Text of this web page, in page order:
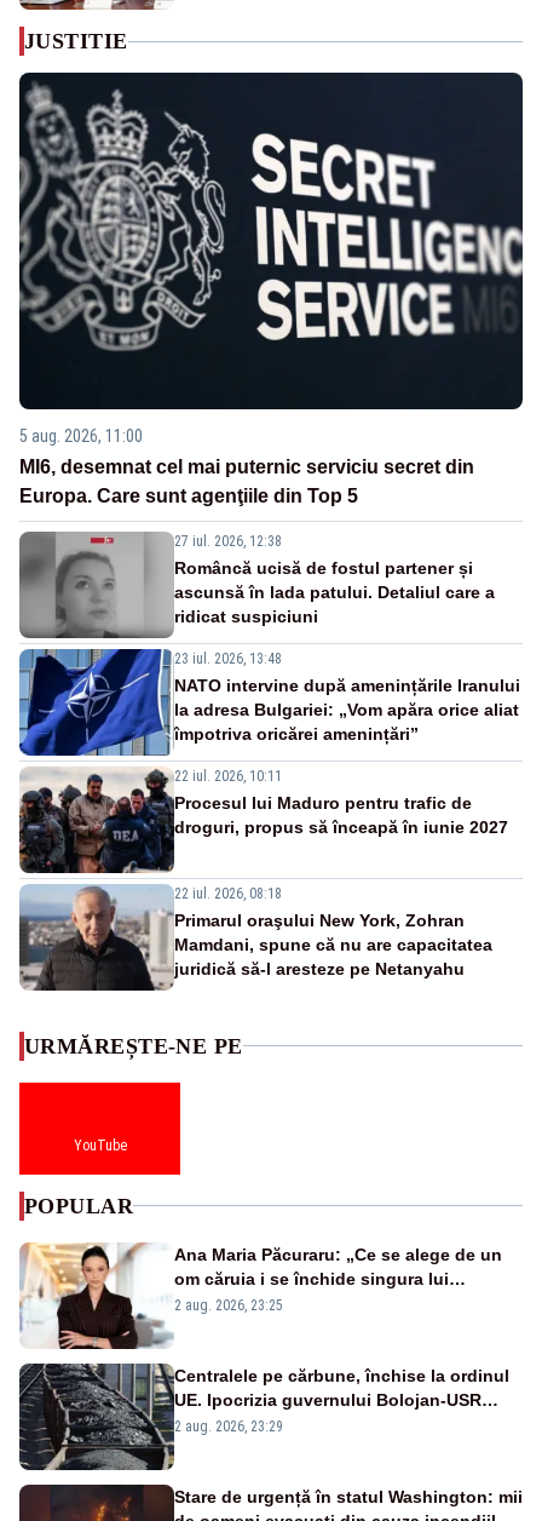
JUSTITIE
5 aug. 2026, 11:00
MI6, desemnat cel mai puternic serviciu secret din
Europa. Care sunt agenţiile din Top 5
27 iul. 2026, 12:38
Româncă ucisă de fostul partener și
ascunsă în lada patului. Detaliul care a
ridicat suspiciuni
23 iul. 2026, 13:48
NATO intervine după amenințările Iranului
la adresa Bulgariei: „Vom apăra orice aliat
împotriva oricărei amenințări”
22 iul. 2026, 10:11
Procesul lui Maduro pentru trafic de
droguri, propus să înceapă în iunie 2027
22 iul. 2026, 08:18
Primarul oraşului New York, Zohran
Mamdani, spune că nu are capacitatea
juridică să-l aresteze pe Netanyahu
URMĂREȘTE-NE PE
YouTube
POPULAR
Ana Maria Păcuraru: „Ce se alege de un
om căruia i se închide singura lui
portiță?”
2 aug. 2026, 23:25
Centralele pe cărbune, închise la ordinul
UE. Ipocrizia guvernului Bolojan-USR
după starea de alertă
2 aug. 2026, 23:29
Stare de urgență în statul Washington: mii